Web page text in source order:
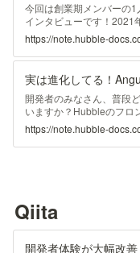
今回は創業期メンバーの
インタビューです！2021
内容でお届けしています
平 2018年7月1日入社 「
Hubbleのエンジニア第
されていることについて
として、2018年7月に入
クトローンチ前からチー
ドの開発と環境整備に焦
https://note.hubble-
開発者のみなさん、普段
いますか？Hubbleのフロ
を行っています。 正直、
のAngular。なぜこのフ
このnoteではその謎を解
https://note.hubble-
Qiita